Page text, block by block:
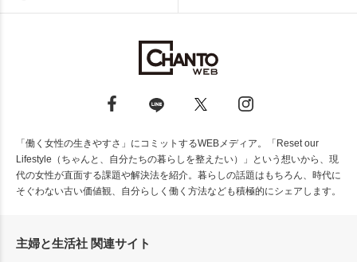
「働く女性の生きやすさ」にコミットするWEBメディア。「Reset our
Lifestyle（ちゃんと、自分たちの暮らしを整えたい）」という想いから、現
代の女性が直面する課題や解決法を紹介。暮らしの話題はもちろん、時代に
そぐわない古い価値観、自分らしく働く方法なども積極的にシェアします。
主婦と生活社 関連サイト